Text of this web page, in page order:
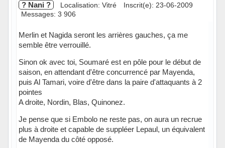
? Nani ? Localisation: Vitré
Inscrit(e): 23-06-2009
Messages: 3 906
Merlin et Nagida seront les arrières gauches, ça me
semble être verrouillé.
Sinon ok avec toi, Soumaré est en pôle pour le début de
saison, en attendant d'être concurrencé par Mayenda,
puis Al Tamari, voire d'être dans la paire d'attaquants à 2
pointes
A droite, Nordin, Blas, Quinonez.
Je pense que si Embolo ne reste pas, on aura un recrue
plus à droite et capable de suppléer Lepaul, un équivalent
de Mayenda du côté opposé.